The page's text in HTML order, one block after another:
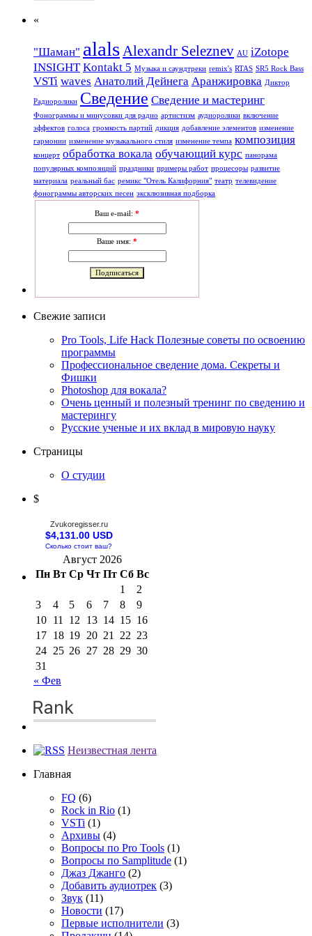
«
"Шаман" alals Alexandr Seleznev AU iZotope
INSIGHT Kontakt 5 Mузыкa и саундтреки remix's RTAS SR5 Rock Bass
VSTi waves Анатолий Дейнега Аранжировка Диктор
Радиоролики Сведение Сведение и мастеринг
Фонограммы и минусовки для радио артистизм аудиоролики включение
эффектов голоса громкость партий дикция добавление элементов изменение
гармонии изменение музыкального стиля изменение темпа композиция
концерт обработка вокала обучающий курс панорама
популярных композиций праздники примеры работ процесоры развитие
материала реальный бас ремикс "Отель Калифорния" театр телевидение
фонограммы авторских песен эксклюзивная подборка
Ваш e-mail: *
Ваше имя: *
Свежие записи
Pro Tools, Life Hack Полезные советы по освоению
программы
Профессиональное сведение дома. Секреты и
Фишки
Photoshop для вокала?
Очень ценный и полезный тренинг по сведению и
мастерингу
Русские ученые и их вклад в мировую науку
Страницы
О студии
$
Zvukoregisser.ru
$4,131.00 USD
Сколько стоит ваш?
Август 2026
Пн Вт Ср Чт Пт Сб Вс
1
2
3
4 5 6 7 8
9
10 11 12 13 14 15 16
17 18 19 20 21 22 23
24 25 26 27 28 29 30
31
« Фев
Неизвестная лента
Главная
FQ (6)
Rock in Rio (1)
VSTi (1)
Архивы (4)
Вопросы по Pro Tools (1)
Вопросы по Samplitude (1)
Джаз Джанго (2)
Добавить аудиотрек (3)
Звук (11)
Новости (17)
Первые исполнители (3)